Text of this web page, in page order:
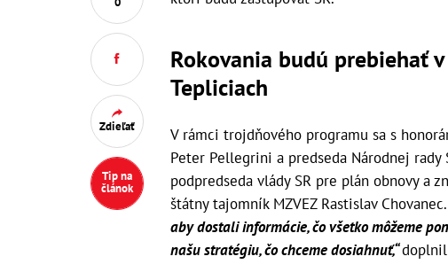
Zdieľať
Tip na
článok
Rokovania budú prebiehať
Tepliciach
V rámci trojdňového programu sa s
Peter Pellegrini a predseda Národnej rady
podpredseda vlády SR pre plán obnovy a
štátny tajomník MZVEZ Rastislav Chovanec.
aby dostali informácie, čo všetko môžeme
našu stratégiu, čo chceme dosiahnuť,“